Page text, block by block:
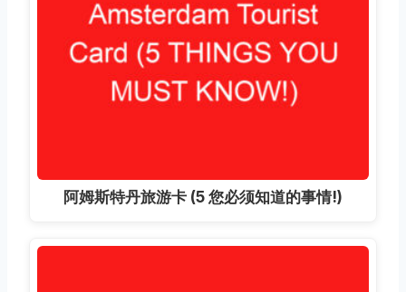
阿姆斯特丹旅游卡 (5 您必须知道的事情!)